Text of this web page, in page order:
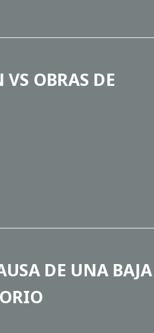
OBRAS DE
DE UNA BAJA